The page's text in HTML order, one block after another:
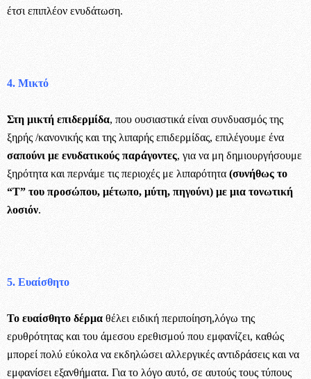
έτσι επιπλέον ενυδάτωση.
4. Μικτό
Στη μικτή επιδερμίδα, που ουσιαστικά είναι συνδυασμός της
ξηρής /κανονικής και της λιπαρής επιδερμίδας, επιλέγουμε ένα
σαπούνι με ενυδατικούς παράγοντες, για να μη δημιουργήσουμε
ξηρότητα και περνάμε τις περιοχές με λιπαρότητα (συνήθως το
“Τ” του προσώπου, μέτωπο, μύτη, πηγούνι) με μια τονωτική
λοσιόν.
5. Ευαίσθητο
Το ευαίσθητο δέρμα θέλει ειδική περιποίηση,λόγω της
ερυθρότητας και του άμεσου ερεθισμού που εμφανίζει, καθώς
μπορεί πολύ εύκολα να εκδηλώσει αλλεργικές αντιδράσεις και να
εμφανίσει εξανθήματα. Για το λόγο αυτό, σε αυτούς τους τύπους